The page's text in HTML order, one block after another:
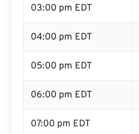
03:00 pm EDT
04:00 pm EDT
05:00 pm EDT
06:00 pm EDT
07:00 pm EDT